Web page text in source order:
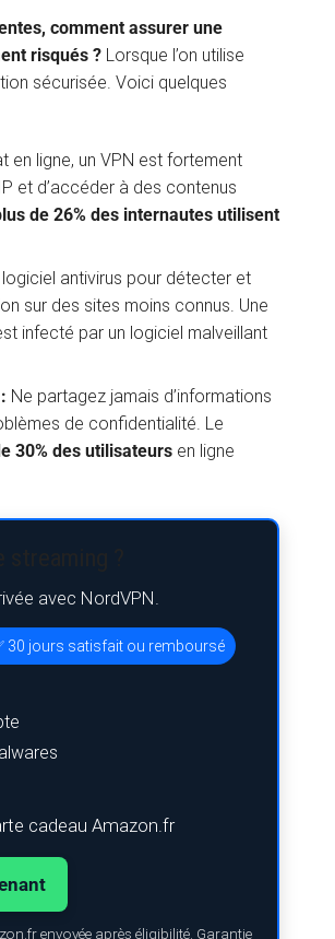
comment assurer une
risqués ? Lorsque l’on utilise
sécurisée. Voici quelques
en ligne, un VPN est fortement
et d’accéder à des contenus
de 26% des internautes utilisent
antivirus pour détecter et
sur des sites moins connus. Une
infecté par un logiciel malveillant
Ne partagez jamais d’informations
de confidentialité. Le
30% des utilisateurs en ligne
avec NordVPN.
30 jours satisfait ou remboursé
cadeau Amazon.fr
envoyée après éligibilité. Garantie